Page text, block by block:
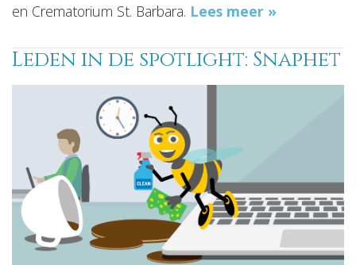
en Crematorium St. Barbara. Lees meer »
Leden in de spotlight: Snaphet